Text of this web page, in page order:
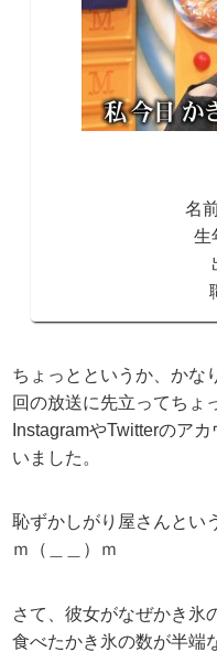
名
生
ちょっとというか、かな
回の放送に先立ってちょ
InstagramやTwitterのア
いました。
恥ずかしがり屋さんとい
ｍ（＿＿）ｍ
さて、彼女がなぜかき氷
食べたかき氷の数が半端